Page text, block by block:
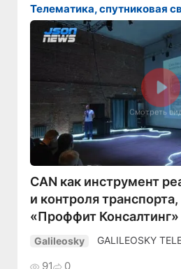
Телематика, спутниковая
Смотреть
CAN как инструмент
и контроля
«Проффит Консалтинг»
Galileosky GALILEOSKY
91 0